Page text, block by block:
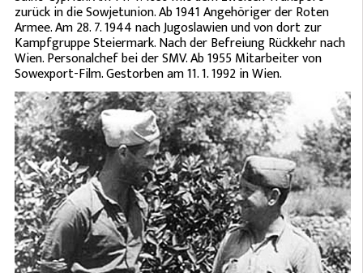
zurück in die Sowjetunion. Ab 1941 Angehöriger der Roten
Armee. Am 28. 7. 1944 nach Jugoslawien und von dort zur
Kampfgruppe Steiermark. Nach der Befreiung Rückkehr nach
Wien. Personalchef bei der SMV. Ab 1955 Mitarbeiter von
Sowexport-Film. Gestorben am 11. 1. 1992 in Wien.